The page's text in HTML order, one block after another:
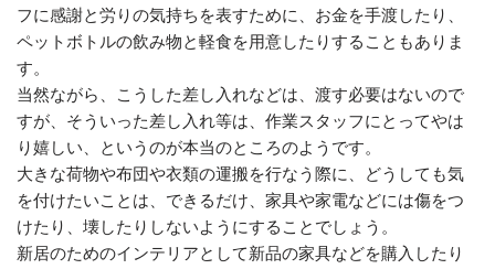
フに感謝と労りの気持ちを表すために、お金を手渡したり、
ペットボトルの飲み物と軽食を用意したりすることもありま
す。
当然ながら、こうした差し入れなどは、渡す必要はないので
すが、そういった差し入れ等は、作業スタッフにとってやは
り嬉しい、というのが本当のところのようです。
大きな荷物や布団や衣類の運搬を行なう際に、どうしても気
を付けたいことは、できるだけ、家具や家電などには傷をつ
けたり、壊したりしないようにすることでしょう。
新居のためのインテリアとして新品の家具などを購入したり